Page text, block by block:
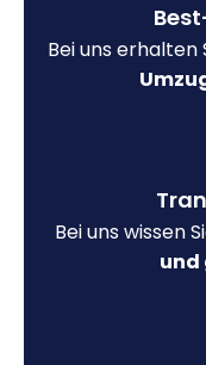
Bei uns erhalten
Bei uns wissen
und